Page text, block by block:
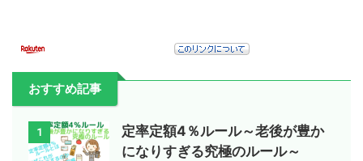
おすすめ記事
1
定率定額4％ルール～老後が豊か
になりすぎる究極のルール～